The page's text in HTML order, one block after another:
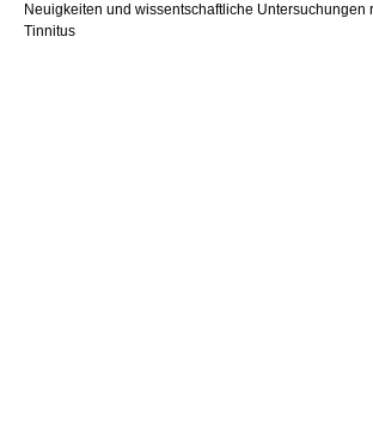
Neuigkeiten und wissentschaftliche Untersuchungen
Tinnitus